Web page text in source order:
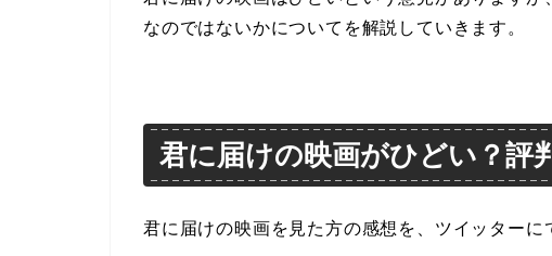
なのではないかについてを解説していきます。
君に届けの映画がひどい？評
君に届けの映画を見た方の感想を、ツイッターに